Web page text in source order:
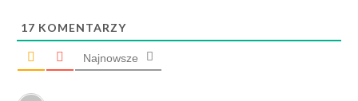
17 KOMENTARZY
Najnowsze